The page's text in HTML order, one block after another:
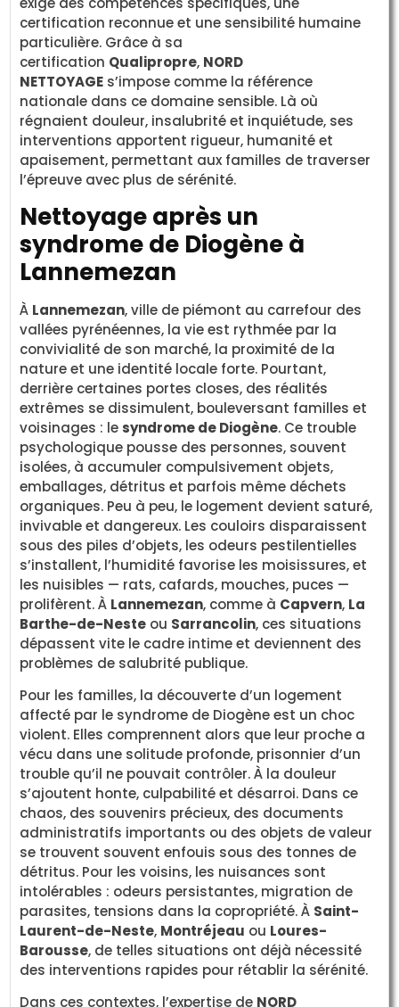
certification reconnue et une sensibilité humaine
particulière. Grâce à sa
certification Qualipropre, NORD
NETTOYAGE s’impose comme la référence
nationale dans ce domaine sensible. Là où
régnaient douleur, insalubrité et inquiétude, ses
interventions apportent rigueur, humanité et
apaisement, permettant aux familles de traverser
l’épreuve avec plus de sérénité.
Nettoyage après un
syndrome de Diogène à
Lannemezan
À Lannemezan, ville de piémont au carrefour des
vallées pyrénéennes, la vie est rythmée par la
convivialité de son marché, la proximité de la
nature et une identité locale forte. Pourtant,
derrière certaines portes closes, des réalités
extrêmes se dissimulent, bouleversant familles et
voisinages : le syndrome de Diogène. Ce trouble
psychologique pousse des personnes, souvent
isolées, à accumuler compulsivement objets,
emballages, détritus et parfois même déchets
organiques. Peu à peu, le logement devient saturé,
invivable et dangereux. Les couloirs disparaissent
sous des piles d’objets, les odeurs pestilentielles
s’installent, l’humidité favorise les moisissures, et
les nuisibles — rats, cafards, mouches, puces —
prolifèrent. À Lannemezan, comme à Capvern, La
Barthe-de-Neste ou Sarrancolin, ces situations
dépassent vite le cadre intime et deviennent des
problèmes de salubrité publique.
Pour les familles, la découverte d’un logement
affecté par le syndrome de Diogène est un choc
violent. Elles comprennent alors que leur proche a
vécu dans une solitude profonde, prisonnier d’un
trouble qu’il ne pouvait contrôler. À la douleur
s’ajoutent honte, culpabilité et désarroi. Dans ce
chaos, des souvenirs précieux, des documents
administratifs importants ou des objets de valeur
se trouvent souvent enfouis sous des tonnes de
détritus. Pour les voisins, les nuisances sont
intolérables : odeurs persistantes, migration de
parasites, tensions dans la copropriété. À Saint-
Laurent-de-Neste, Montréjeau ou Loures-
Barousse, de telles situations ont déjà nécessité
des interventions rapides pour rétablir la sérénité.
Dans ces contextes, l’expertise de NORD